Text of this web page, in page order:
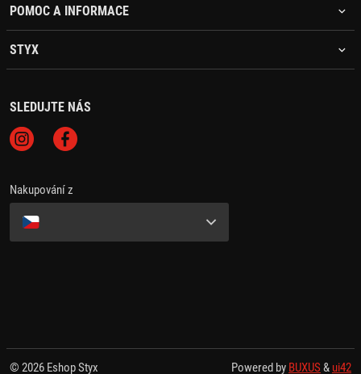
POMOC A INFORMACE
STYX
SLEDUJTE NÁS
Nakupování z
© 2026 Eshop Styx Powered by BUXUS & ui42